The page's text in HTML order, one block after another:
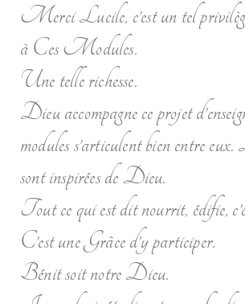
Merci Lucile, c’est un tel
à Ces Modules.
Une telle richesse.
Dieu accompagne ce projet
modules s’articulent bien entre eux.
sont inspirées de Dieu.
Tout ce qui est dit nourrit, édifie,
C’est une Grâce d’y participer.
Bénit soit notre Dieu.